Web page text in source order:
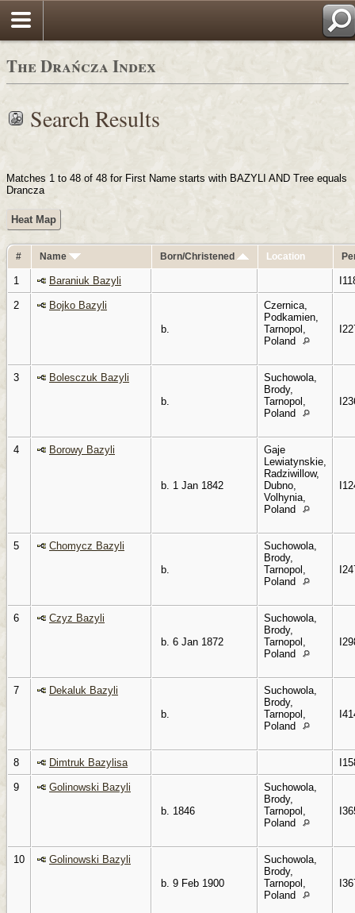
The Drańcza Index
Search Results
Matches 1 to 48 of 48 for First Name starts with BAZYLI AND Tree equals
Drancza
Heat Map
# Name Born/Christened Location
1 Baraniuk Bazyli
2
Bojko Bazyli
b.
Czernica,
Podkamien,
Tarnopol,
Poland
3
Bolesczuk Bazyli
b.
Suchowola,
Brody,
Tarnopol,
Poland
4 Borowy Bazyli
b. 1 Jan 1842
Gaje
Lewiatynskie,
Radziwillow,
Dubno,
Volhynia,
Poland
5
Chomycz Bazyli
b.
Suchowola,
Brody,
Tarnopol,
Poland
6
Czyz Bazyli
b. 6 Jan 1872
Suchowola,
Brody,
Tarnopol,
Poland
7
Dekaluk Bazyli
b.
Suchowola,
Brody,
Tarnopol,
Poland
8 Dimtruk Bazylisa
9
Golinowski Bazyli
b. 1846
Suchowola,
Brody,
Tarnopol,
Poland
10
Golinowski Bazyli
b. 9 Feb 1900
Suchowola,
Brody,
Tarnopol,
Poland